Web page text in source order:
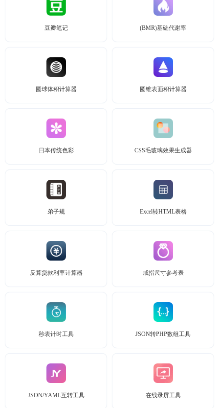
豆瓣笔记 (BMR)基础代谢率
圆球体积计算器 圆锥表面积计算器
日本传统色彩 CSS毛玻璃效果生成器
弟子规 Excel转HTML表格
反算贷款利率计算器 戒指尺寸参考表
秒表计时工具 JSON转PHP数组工具
JSON/YAML互转工具 在线录屏工具